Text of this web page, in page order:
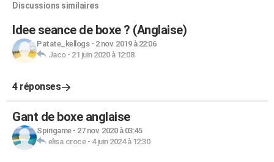
Discussions similaires
Idee seance de boxe ? (Anglaise)
Patate_kellogs- 2 nov. 2019 à 22:06
Jaco- 21 juin 2020 à 12:08
4 réponses
Gant de boxe anglaise
Spirigame- 27 nov. 2020 à 03:45
elisa.croce- 4 juin 2024 à 12:30